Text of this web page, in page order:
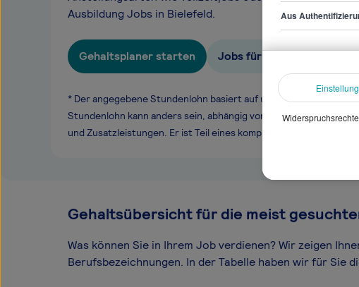
Ausbildung Jobs in Bielefeld.
Gehaltsplaner starten Jobs für Referent/in
* Der angegebene Stundenlohn basiert auf unseren
Stundenlohn kann anders sein, abhängig von Überstunden,
und Zusatzleistungen. Er ist Teil eines komplexen
Gehaltsübersicht für die meist
Was können Sie in Ihrem Job verdienen? Wir zeigen
Berufsbezeichnungen. In der Tabelle haben wir für
Aus